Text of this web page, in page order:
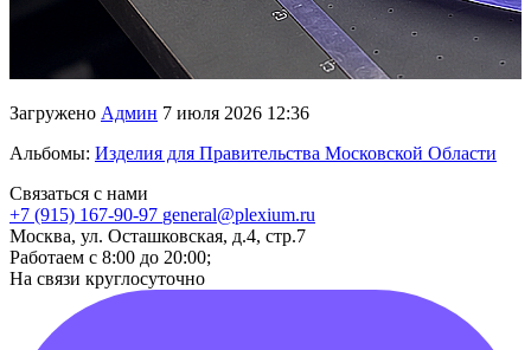
Загружено Админ 7 июля 2026 12:36
Альбомы: Изделия для Правительства Московской Области
Связаться с нами
+7 (915) 167-90-97 general@plexium.ru
Москва, ул. Осташковская, д.4, стр.7
Работаем с 8:00 до 20:00;
На связи круглосуточно